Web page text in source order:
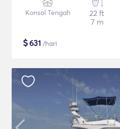
Konsol Tengah
22 ft
7 m
$631 /hari